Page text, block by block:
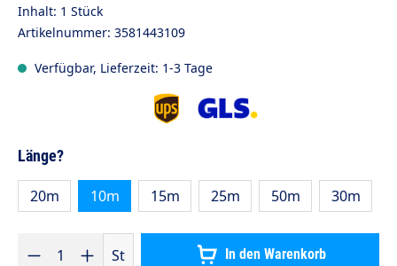
Inhalt: 1 Stück
Artikelnummer: 3581443109
Verfügbar, Lieferzeit: 1-3 Tage
Länge?auswählen
20m 10m 15m 25m 50m 30m
Produkt Anzahl: Gib den gewünschten Wert ein oder benutze
St In den Warenkorb